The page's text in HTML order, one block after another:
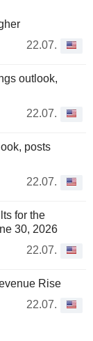
22.07.
outlook,
22.07.
posts
22.07.
for the
30, 2026
22.07.
Rise
22.07.